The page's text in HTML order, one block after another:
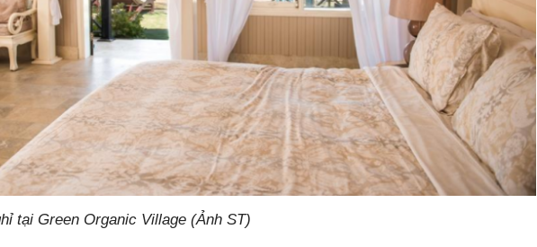
tại Green Organic Village (Ảnh ST)